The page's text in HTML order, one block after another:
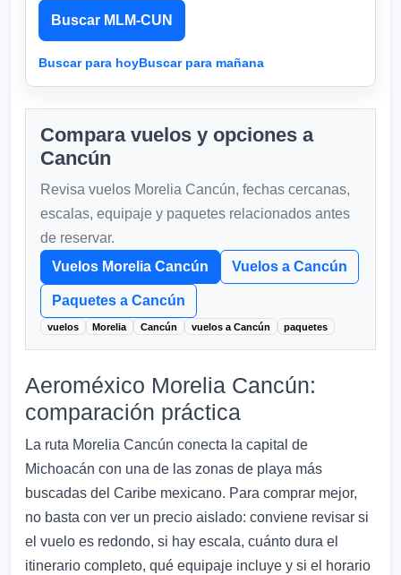
Buscar MLM-CUN
Buscar para hoyBuscar para mañana
Compara vuelos y opciones a
Cancún
Revisa vuelos Morelia Cancún, fechas cercanas,
escalas, equipaje y paquetes relacionados antes
de reservar.
Vuelos Morelia Cancún
Vuelos a Cancún
Paquetes a Cancún
vuelos Morelia Cancún vuelos a Cancún paquetes
Aeroméxico Morelia Cancún:
comparación práctica
La ruta Morelia Cancún conecta la capital de
Michoacán con una de las zonas de playa más
buscadas del Caribe mexicano. Para comprar mejor,
no basta con ver un precio aislado: conviene revisar si
el vuelo es redondo, si hay escala, cuánto dura el
itinerario completo, qué equipaje incluye y si el horario